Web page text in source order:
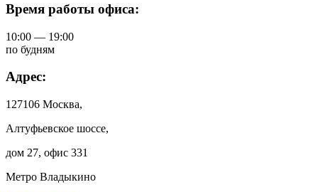
Время работы офиса:
10:00 — 19:00
по будням
Адрес:
127106 Москва,
Алтуфьевское шоссе,
дом 27, офис 331
Метро Владыкино